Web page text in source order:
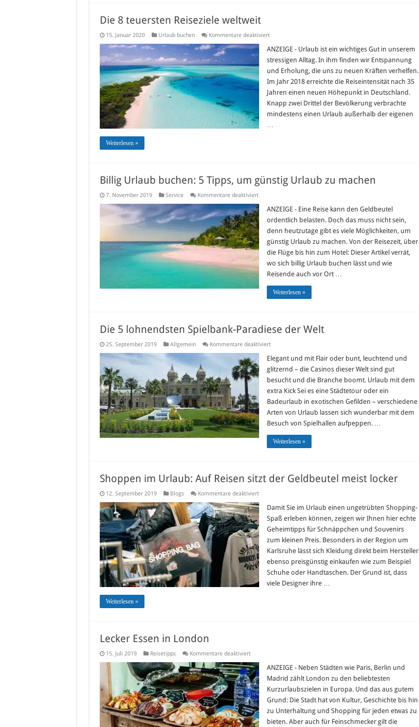
Die 8 teuersten Reiseziele weltweit
15. Januar 2020 Urlaub buchen Kommentare deaktiviertfür
8
Reiseziele
weltweit
ANZEIGE - Urlaub ist ein wichtiges Gut in unserem
stressigen Alltag. In ihm finden wir Entspannung
und Erholung, die uns zu neuen Kräften verhelfen.
Im Jahr 2018 erreichte die Reiseintensität nach 35
Jahren einen neuen Höhepunkt in Deutschland.
Knapp zwei Drittel der Bevölkerung verbrachte
mindestens einen Urlaub außerhalb der eigenen
Weiterlesen »
Billig Urlaub buchen: 5 Tipps, um günstig Urlaub zu machen
7. November 2019 Service Kommentare deaktiviertfür
Urlaub
buchen:
5
Tipps,
um
günstig
Urlaub
zu
machen
ANZEIGE - Eine Reise kann den Geldbeutel
ordentlich belasten. Doch das muss nicht sein,
denn heutzutage gibt es viele Möglichkeiten, um
günstig Urlaub zu machen. Von der Reisezeit, über
die Flüge bis hin zum Hotel: Dieser Artikel verrät,
wo sich billig Urlaub buchen lässt und wie
Reisende auch vor Ort …
Weiterlesen »
Die 5 lohnendsten Spielbank-Paradiese der Welt
25. September 2019 Allgemein Kommentare deaktiviertfür
5
lohnendsten
Spielbank-
Paradiese
der
Welt
Elegant und mit Flair oder bunt, leuchtend und
glitzernd – die Casinos dieser Welt sind gut
besucht und die Branche boomt. Urlaub mit dem
extra Kick Sei es eine Städtetour oder ein
Badeurlaub in exotischen Gefilden – verschiedene
Arten von Urlaub lassen sich wunderbar mit dem
Besuch von Spielhallen aufpeppen. …
Weiterlesen »
Shoppen im Urlaub: Auf Reisen sitzt der Geldbeutel meist locker
12. September 2019 Blogs Kommentare deaktiviertfür
im
Urlaub:
Auf
Reisen
sitzt
Geldbeutel
meist
locker
Damit Sie im Urlaub einen ungetrübten Shopping-
Spaß erleben können, zeigen wir Ihnen hier echte
Geheimtipps für Schnäppchen und Souvenirs
zum kleinen Preis. Besonders in der Region um
Karlsruhe lässt sich Kleidung direkt beim Hersteller
ebenso preisgünstig einkaufen wie zum Beispiel
Schuhe oder Handtaschen. Der Grund ist, dass
viele Designer ihre …
Weiterlesen »
Lecker Essen in London
15. Juli 2019 Reisetipps Kommentare deaktiviertfür
Essen
in
London
ANZEIGE - Neben Städten wie Paris, Berlin und
Madrid zählt London zu den beliebtesten
Kurzurlaubszielen in Europa. Und das aus gutem
Grund: Die Stadt hat von Kultur, Geschichte bis hin
zu Unterhaltung und Shopping für jeden etwas zu
bieten. Aber auch für Feinschmecker gilt die